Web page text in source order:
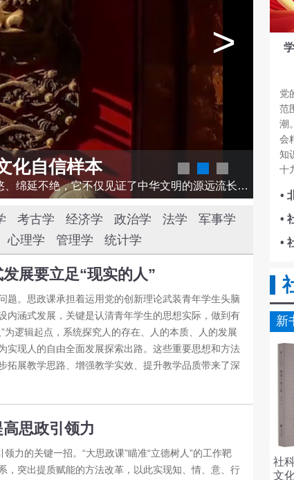
>
化自信样本
世界名城北京，有3000多年建城史、870年建都史，文脉悠悠、绵延不绝，它不仅见证了中华文明的源远流长，更彰显出中华民族深厚的文化底蕴。
考古学 经济学 政治学 法学
军事学
心理学 管理学 统计学
展要立足“现实的人”
题。思政课承担着运用党的创新理论武装青年学生头脑
内涵式发展，关键是认清青年学生的思想实际，做到有
为逻辑起点，系统探究人的存在、人的本质、人的发展
实现人的自由全面发展探索出路。这些重要思想和方法
拓展教学思路、增强教学实效、提升教学品质带来了深
思政引领力
领力的关键一招。“大思政课”瞄准“立德树人”的工作靶
，突出提质赋能的方法改革，以此实现知、情、意、行
党
范
潮
会
知
十
•
•
•
新
社
文